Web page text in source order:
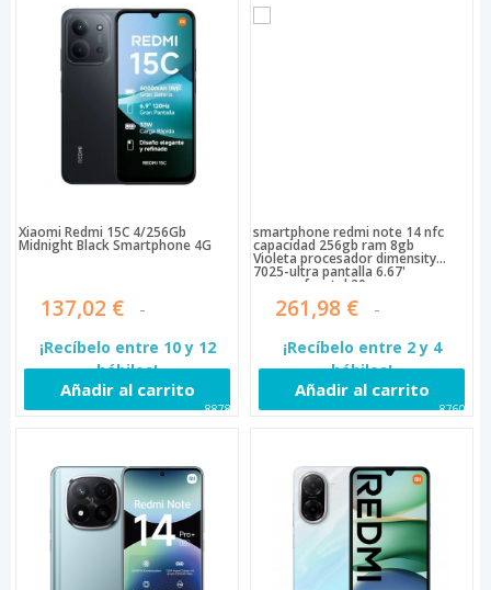
Xiaomi Redmi 15C 4/256Gb
Midnight Black Smartphone 4G
137,02 €
¡Recíbelo entre 10 y 12
hábiles!
Añadir al carrito
88789
smartphone redmi note 14 nfc
capacidad 256gb ram 8gb
Violeta procesador dimensity
7025-ultra pantalla 6.67'
camara frontal 20 mp camara
trasera triple 108mp + 8mp +
2mp bateria 5110mah 5g dual
sim o mico sd
261,98 €
¡Recíbelo entre 2 y 4
hábiles!
Añadir al carrito
87602